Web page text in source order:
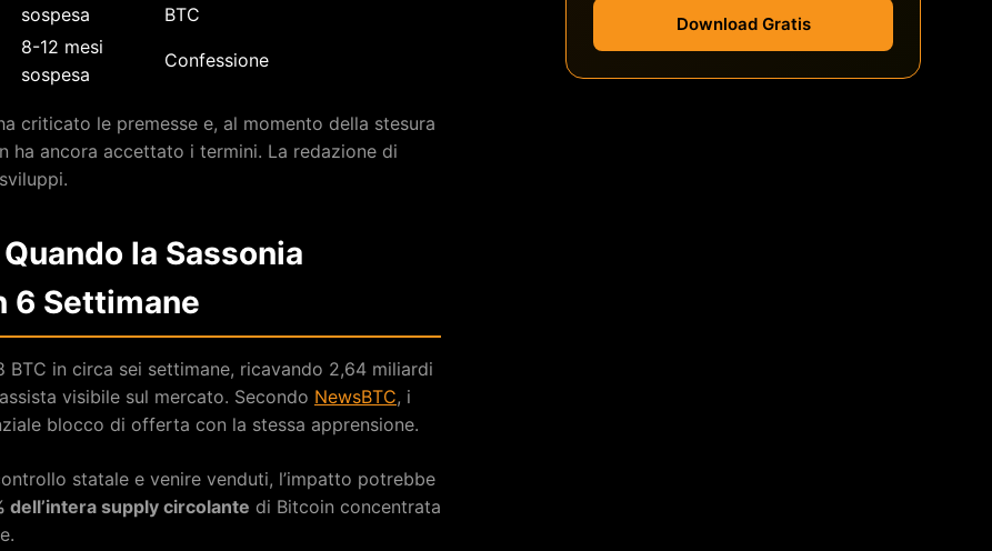
sospesa
BTC
8-12 mesi
sospesa
Confessione
criticato le premesse e, al momento della stesura
ha ancora accettato i termini. La redazione di
la Sassonia
6 Settimane
BTC in circa sei settimane, ricavando 2,64 miliardi
visibile sul mercato. Secondo NewsBTC, i
blocco di offerta con la stessa apprensione.
statale e venire venduti, l’impatto potrebbe
dell’intera supply circolante di Bitcoin concentrata
Download Gratis